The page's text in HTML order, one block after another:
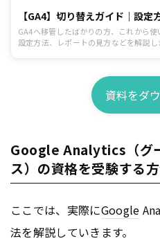
【GA4】切り替えガイド｜設
GA4へ移管したばかりの方、これから
設定方法、レポートの見方などを解説し
資料をダ
Google Analytics（グ
ス）の資格を受験する
ここでは、実際にGoogle
法を解説していきます。